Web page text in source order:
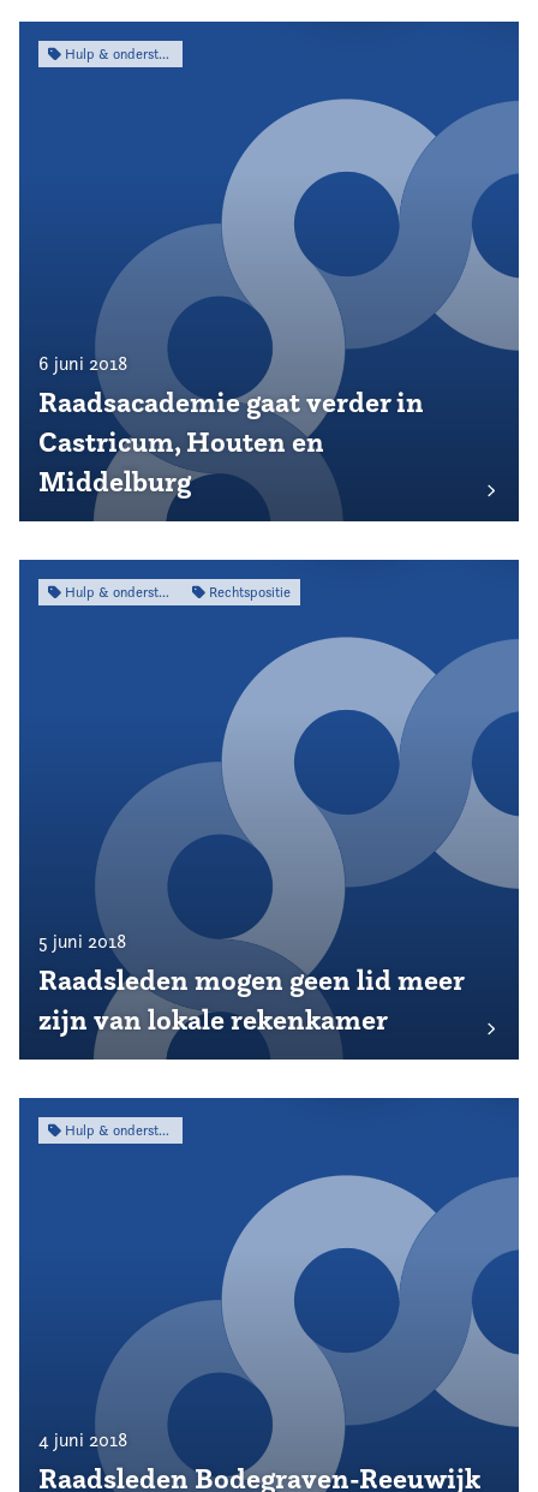
Hulp & ondersteuning
6 juni 2018
Raadsacademie gaat verder in
Castricum, Houten en
Middelburg
Hulp & ondersteuning Rechtspositie
5 juni 2018
Raadsleden mogen geen lid meer
zijn van lokale rekenkamer
Hulp & ondersteuning
4 juni 2018
Raadsleden Bodegraven-Reeuwijk